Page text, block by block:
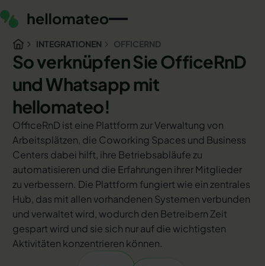
INTEGRATIONEN OFFICERND
So verknüpfen Sie OfficeRnD
und Whatsapp mit
hellomateo!
OfficeRnD ist eine Plattform zur Verwaltung von
Arbeitsplätzen, die Coworking Spaces und Business
Centers dabei hilft, ihre Betriebsabläufe zu
automatisieren und die Erfahrungen ihrer Mitglieder
zu verbessern. Die Plattform fungiert wie ein zentrales
Hub, das mit allen vorhandenen Systemen verbunden
und verwaltet wird, wodurch den Betreibern Zeit
gespart wird und sie sich nur auf die wichtigsten
Aktivitäten konzentrieren können.